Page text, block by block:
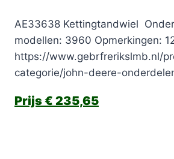
AE33638 Kettingtandwiel
modellen: 3960 Opmerkingen:
https://www.gebrfrerikslmb.nl/
categorie/john-deere-
€ 235,65